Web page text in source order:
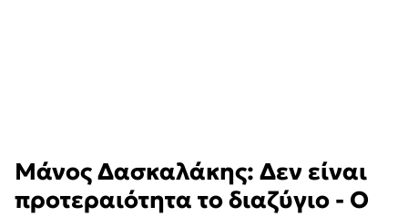
Μάνος Δασκαλάκης: Δεν είναι
προτεραιότητα το διαζύγιο - Ο